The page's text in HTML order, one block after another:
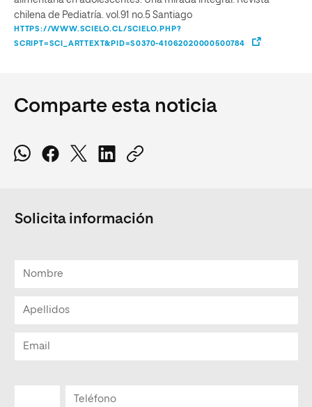
chilena de Pediatría. vol.91 no.5 Santiago
HTTPS://WWW.SCIELO.CL/SCIELO.PHP?
SCRIPT=SCI_ARTTEXT&PID=S0370-41062020000500784
Comparte esta noticia
Solicita información